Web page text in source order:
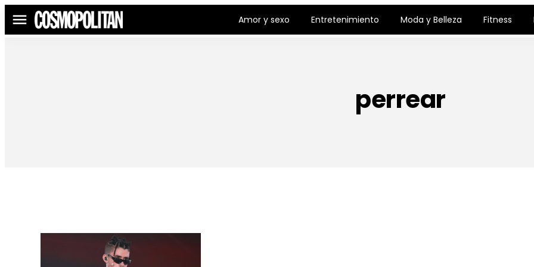
Menú Amor y sexo Entretenimiento Moda y Belleza Fitness
perrear